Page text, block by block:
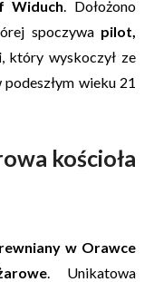
Widuch. Dołożono
spoczywa pilot,
, który wyskoczył ze
podeszłym wieku 21
kościoła
w Orawce
. Unikatowa